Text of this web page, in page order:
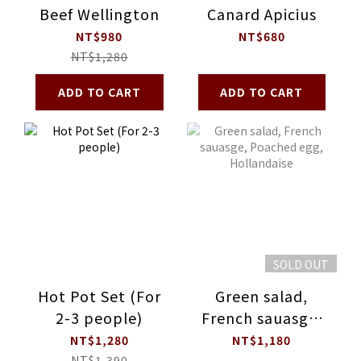
Beef Wellington
NT$980
NT$1,280
ADD TO CART
Canard Apicius
NT$680
ADD TO CART
Hot Pot Set (For
2-3 people)
NT$1,280
SOLD OUT
Green salad,
French sauasge,
Poached egg,
NT$1,180